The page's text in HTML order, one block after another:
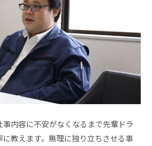
事内容に不安がなくなるまで先輩ドラ
教えます。無理に独り立ちさせる事